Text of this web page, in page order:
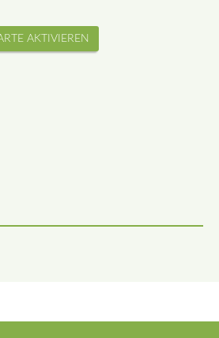
AKTIVIEREN